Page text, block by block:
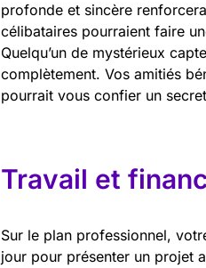
profonde et sincère
célibataires pourraient faire
Quelqu’un de mystérieux
complètement. Vos amitiés
pourrait vous confier un
Travail et
Sur le plan professionnel,
jour pour présenter un projet